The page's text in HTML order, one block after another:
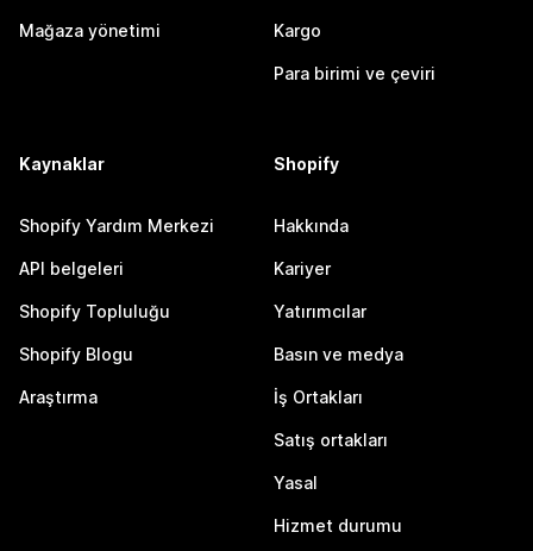
Mağaza yönetimi Kargo
Para birimi ve çeviri
Kaynaklar
Shopify Yardım Merkezi
API belgeleri
Shopify Topluluğu
Shopify Blogu
Araştırma
Shopify
Hakkında
Kariyer
Yatırımcılar
Basın ve medya
İş Ortakları
Satış ortakları
Yasal
Hizmet durumu